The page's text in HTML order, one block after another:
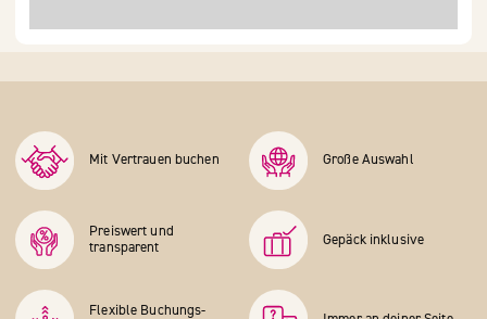
Mit Vertrauen buchen Große Auswahl
Preiswert und
transparent
Gepäck inklusive
Flexible Buchungs­